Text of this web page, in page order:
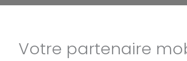
Votre partenaire